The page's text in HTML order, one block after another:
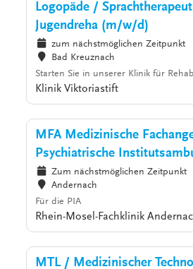
Logopäde /
Jugendreha (m/w/d)
zum nächstmöglichen Zeitpunkt
Bad Kreuznach
Starten Sie in unserer Klinik für
Klinik Viktoriastift
MFA Medizinische
Psychiatrische
Zum nächstmöglichen Zeitpunkt
Andernach
Für die PIA
Rhein-Mosel-Fachklinik
MTL / Medizinischer